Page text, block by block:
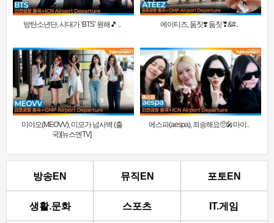
방탄소년단, 시대가 ‘BTS’ 원해🎵 .. 에이티즈, 둠칫❣️ 둠칫❣&#..
미야오(MEOVV), 미모가 넘사벽 (출
국)[뉴스엔TV]
에스파(aespa), 죄송해요🥺🎤마이..
방송EN 뮤직EN 포토EN
생활.문화 스포츠 IT.게임